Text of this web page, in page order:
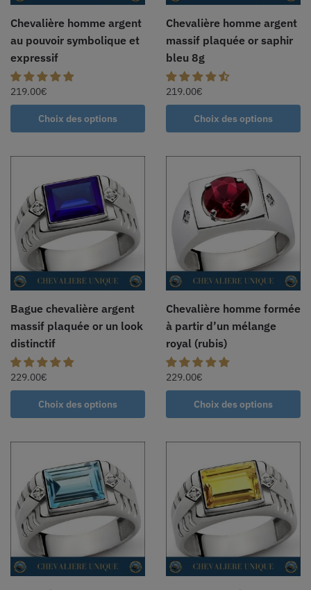
Chevalière homme argent
au pouvoir symbolique et
expressif
219.00€
Choix des options
Chevalière homme argent
massif plaquée or saphir
bleu 8g
219.00€
Choix des options
Bague chevalière argent
massif plaquée or un look
distinctif
229.00€
Choix des options
Chevalière homme formée
à partir d’un mélange
royal (rubis)
229.00€
Choix des options